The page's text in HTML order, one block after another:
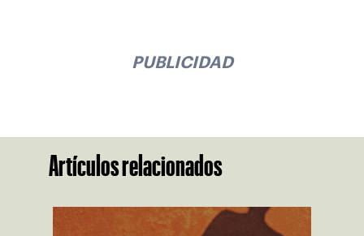
PUBLICIDAD
Artículos relacionados